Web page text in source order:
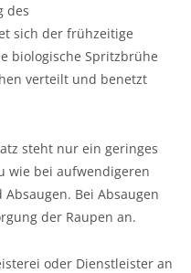
des
sich der frühzeitige
biologische Spritzbrühe
verteilt und benetzt
steht nur ein geringes
wie bei aufwendigeren
Bei Absaugen
der Raupen an.
oder Dienstleister an